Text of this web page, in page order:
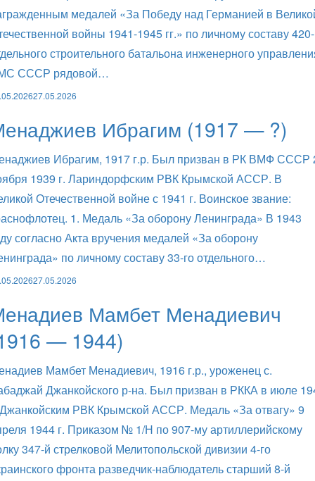
медалей «За Победу над Германией в
войны 1941-1945 гг.» по личному составу
строительного батальона инженерного
СССР рядовой…
27.05.2026
Ибрагим (1917 — ?)
Ибрагим, 1917 г.р. Был призван в РК ВМФ СССР
1939 г. Лариндорфским РВК Крымской АССР. В
Отечественной войне с 1941 г. Воинское звание:
1. Медаль «За оборону Ленинграда» В 1943
согласно Акта вручения медалей «За оборону
по личному составу 33-го отдельного…
27.05.2026
Мамбет Менадиевич
— 1944)
Мамбет Менадиевич, 1916 г.р., уроженец с.
Джанкойского р-на. Был призван в РККА в июле
РВК Крымской АССР. Медаль «За отвагу» 9
1944 г. Приказом № 1/Н по 907-му артиллерийскому
347-й стрелковой Мелитопольской дивизии 4-го
фронта разведчик-наблюдатель старший 8-й